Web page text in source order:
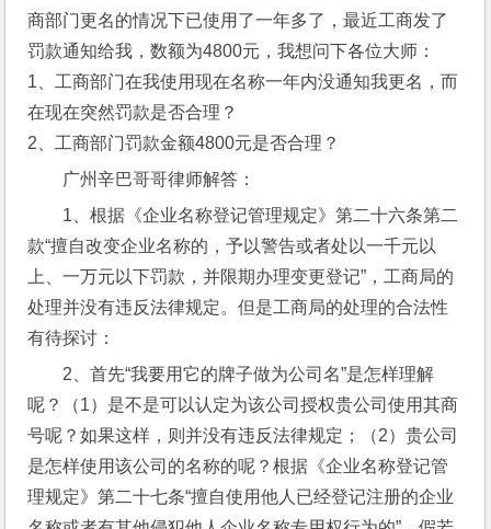
商部门更名的情况下已使用了一年多了，最近工商发了
罚款通知给我，数额为4800元，我想问下各位大师：
1、工商部门在我使用现在名称一年内没通知我更名，而
在现在突然罚款是否合理？
2、工商部门罚款金额4800元是否合理？
广州辛巴哥哥律师解答：
1、根据《企业名称登记管理规定》第二十六条第二
款“擅自改变企业名称的，予以警告或者处以一千元以
上、一万元以下罚款，并限期办理变更登记”，工商局的
处理并没有违反法律规定。但是工商局的处理的合法性
有待探讨：
2、首先“我要用它的牌子做为公司名”是怎样理解
呢？（1）是不是可以认定为该公司授权贵公司使用其商
号呢？如果这样，则并没有违反法律规定；（2）贵公司
是怎样使用该公司的名称的呢？根据《企业名称登记管
理规定》第二十七条“擅自使用他人已经登记注册的企业